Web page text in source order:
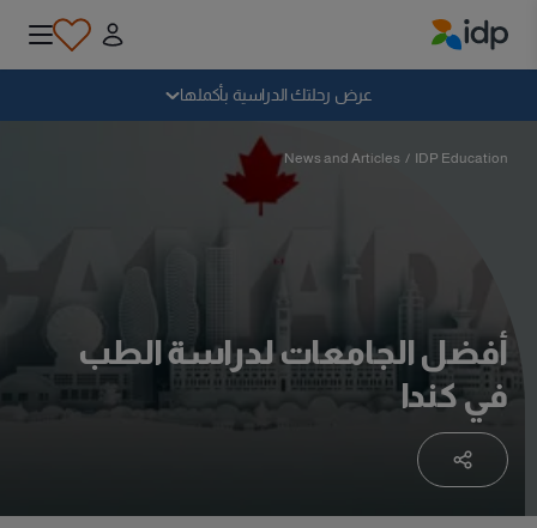
عرض رحلتك الدراسية بأكملها
لماذا الدراسة بالخارج؟
كيف يمكنني التقديم؟
بعد الحصول على عرض
الاستعداد للمغادرة
سقوط
IDP Education
/
News and Articles
أفضل الجامعات لدراسة الطب
في كندا